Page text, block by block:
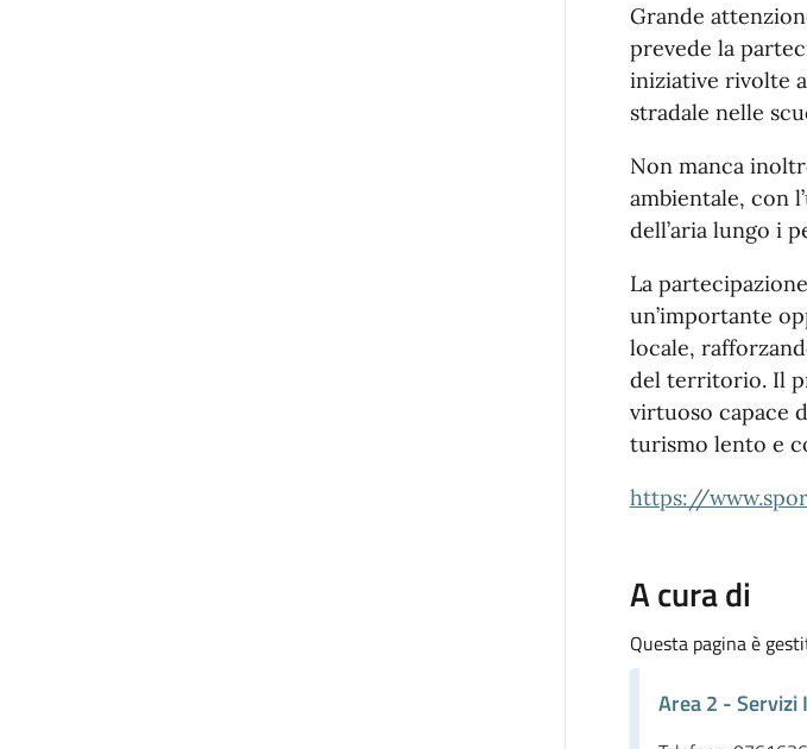
Grande
prevede la
iniziative rivolte
stradale nelle
Non manca
ambientale, con
dell’aria lungo i
La
un’importante
locale,
del territorio. Il
virtuoso capace
turismo lento e
https://
A cura di
Questa pagina è
Area 2 -